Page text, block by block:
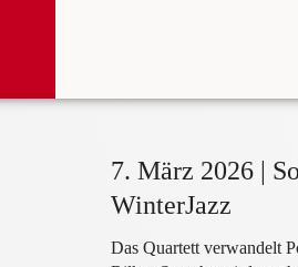
7. März 2026 |
WinterJazz
Das Quartett verwandelt